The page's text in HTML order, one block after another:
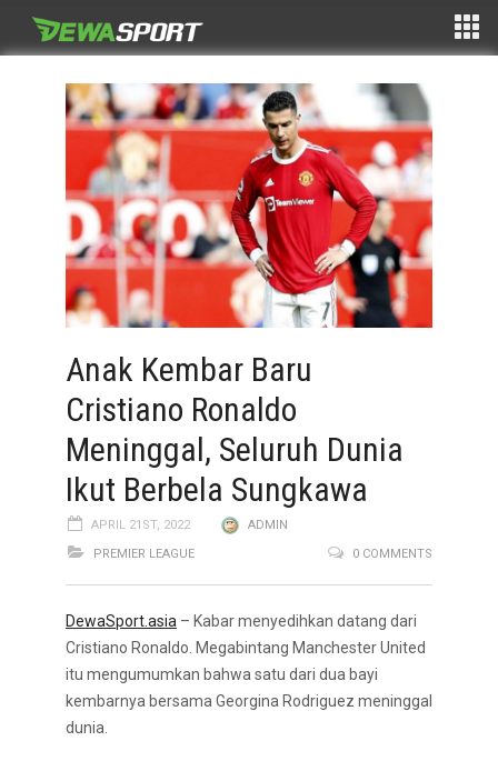
Anak Kembar Baru
Cristiano Ronaldo
Meninggal, Seluruh Dunia
Ikut Berbela Sungkawa
APRIL 21ST, 2022
ADMIN
PREMIER LEAGUE
0 COMMENTS
DewaSport.asia – Kabar menyedihkan datang dari
Cristiano Ronaldo. Megabintang Manchester United
itu mengumumkan bahwa satu dari dua bayi
kembarnya bersama Georgina Rodriguez meninggal
dunia.